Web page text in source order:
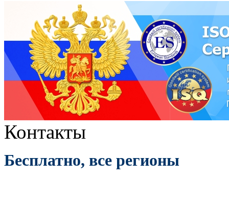
Контакты
Бесплатно, все регионы